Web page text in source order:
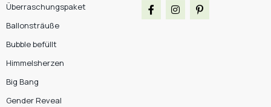
Überraschungspaket
Ballonsträuße
Bubble befüllt
Himmelsherzen
Big Bang
Gender Reveal